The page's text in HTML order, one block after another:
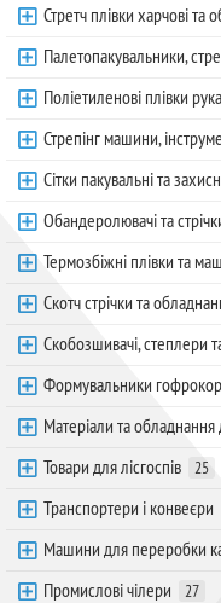
Стретч плівки харчові та
Палетопакувальники,
Поліетиленові плівки
Стрепінг машини,
Сітки пакувальні та
Обандеролювачі та
Термозбіжні плівки та
Скотч стрічки та
Скобозшивачі, степлери
Формувальники
Матеріали та обладнання
Товари для лісгоспів 25
Транспортери і конвеєри
Машини для переробки
Промислові чілери 27